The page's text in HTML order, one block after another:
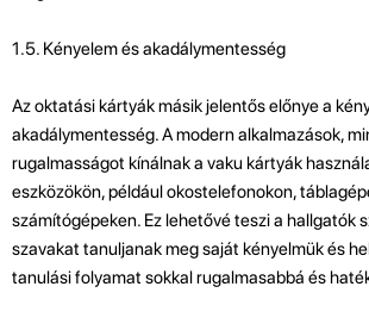
1.5. Kényelem és akadálymentesség
Az oktatási kártyák másik jelentős előnye a
akadálymentesség. A modern alkalmazások,
rugalmasságot kínálnak a vaku kártyák
eszközökön, például okostelefonokon,
számítógépeken. Ez lehetővé teszi a hallgatók
szavakat tanuljanak meg saját kényelmük és
tanulási folyamat sokkal rugalmasabbá és